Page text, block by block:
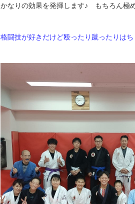
かなりの効果を発揮します♪ もちろん極
格闘技が好きだけど殴ったり蹴ったりはち